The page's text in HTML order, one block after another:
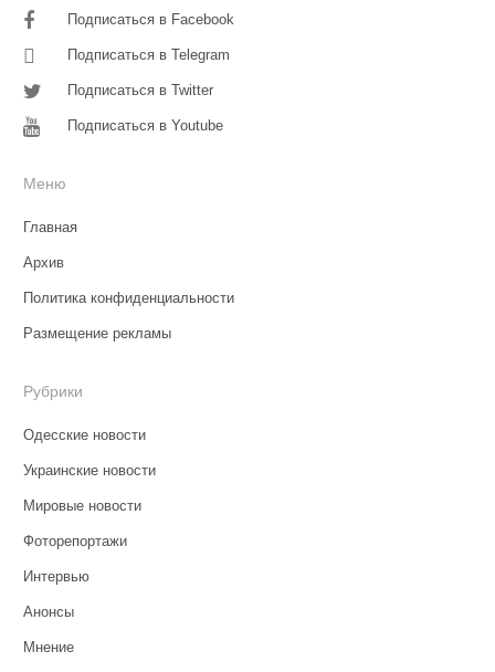
Подписаться в Facebook
Подписаться в Telegram
Подписаться в Twitter
Подписаться в Youtube
Меню
Главная
Архив
Политика конфиденциальности
Размещение рекламы
Рубрики
Одесские новости
Украинские новости
Мировые новости
Фоторепортажи
Интервью
Анонсы
Мнение